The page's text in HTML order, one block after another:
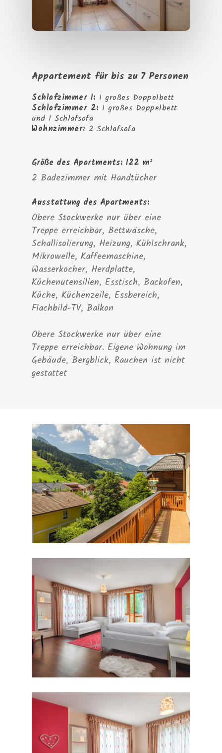
Appartement für bis zu 7 Personen
Schlafzimmer 1: 1 großes Doppelbett
Schlafzimmer 2: 1 großes Doppelbett
und 1 Schlafsofa
Wohnzimmer: 2 Schlafsofa
Größe des Apartments: 122 m²
2 Badezimmer mit Handtücher
Ausstattung des Apartments: ​
Obere Stockwerke nur über eine
Treppe erreichbar,Bettwäsche,
Schallisolierung, Heizung, Kühlschrank,
Mikrowelle, Kaffeemaschine,
Wasserkocher, Herdplatte,
Küchenutensilien, Esstisch, Backofen,
Küche, Küchenzeile, Essbereich,
Flachbild-TV,Balkon
Obere Stockwerke nur über eine
Treppe erreichbar. Eigene Wohnung im
Gebäude, Bergblick, Rauchen ist nicht
gestattet